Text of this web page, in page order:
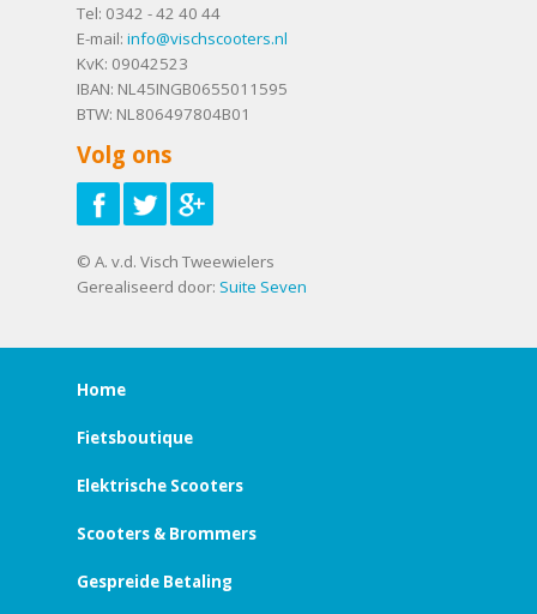
Tel: 0342 - 42 40 44
E-mail: info@vischscooters.nl
KvK: 09042523
IBAN: NL45INGB0655011595
BTW: NL806497804B01
Volg ons
© A. v.d. Visch Tweewielers
Gerealiseerd door: Suite Seven
Home
Fietsboutique
Elektrische Scooters
Scooters & Brommers
Gespreide Betaling